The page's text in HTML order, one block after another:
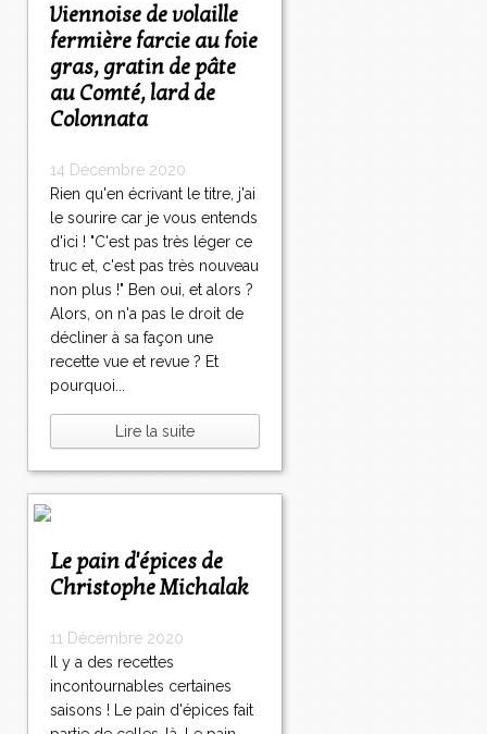
Viennoise de volaille
fermière farcie au foie
gras, gratin de pâte
au Comté, lard de
Colonnata
14 Décembre 2020
Rien qu'en écrivant le titre, j'ai
le sourire car je vous entends
d'ici ! "C'est pas très léger ce
truc et, c'est pas très nouveau
non plus !" Ben oui, et alors ?
Alors, on n'a pas le droit de
décliner à sa façon une
recette vue et revue ? Et
pourquoi...
Lire la suite
Le pain d'épices de
Christophe Michalak
11 Décembre 2020
Il y a des recettes
incontournables certaines
saisons ! Le pain d'épices fait